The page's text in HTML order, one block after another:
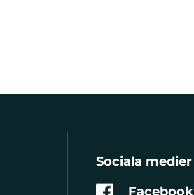
Sociala medier
Facebook